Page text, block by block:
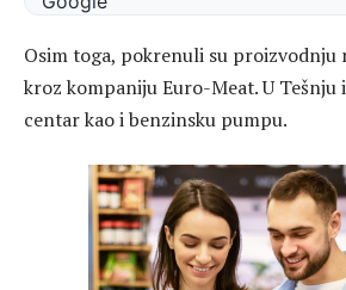
Osim toga, pokrenuli su proizvodnju
kroz kompaniju Euro-Meat. U
centar kao i benzinsku pumpu.